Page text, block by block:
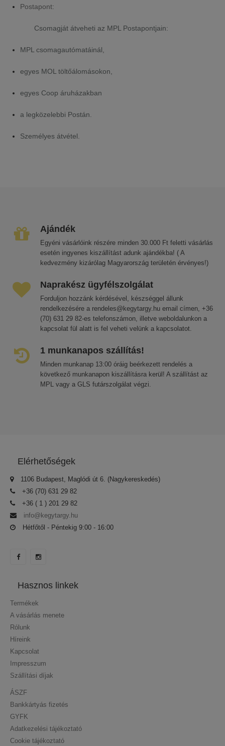
Postapont:
Csomagját átveheti az MPL Postapontjain:
MPL csomagautómatáinál,
egyes MOL töltőálomásokon,
egyes Coop áruházakban
a legközelebbi Postán.
Személyes átvétel.
Ajándék
Egyéni vásárlóink részére minden 30.000 Ft feletti vásárlás
esetén ingyenes kiszállítást adunk ajándékba! ( A
kedvezmény kizárólag Magyarország területén érvényes!)
Naprakész ügyfélszolgálat
Forduljon hozzánk kérdésével, készséggel állunk
rendelkezésére a rendeles@kegytargy.hu email címen, +36
(70) 631 29 82-es telefonszámon, illetve weboldalunkon a
kapcsolat fül alatt is fel veheti velünk a kapcsolatot.
1 munkanapos szállítás!
Minden munkanap 13:00 óráig beérkezett rendelés a
következő munkanapon kiszállításra kerül! A szállítást az
MPL vagy a GLS futárszolgálat végzi.
Elérhetőségek
1106 Budapest, Maglódi út 6. (Nagykereskedés)
+36 (70) 631 29 82
+36 ( 1 ) 201 29 82
info@kegytargy.hu
Hétfőtől - Péntekig 9:00 - 16:00
Hasznos linkek
Termékek
A vásárlás menete
Rólunk
Híreink
Kapcsolat
Impresszum
Szállítási díjak
ÁSZF
Bankkártyás fizetés
GYFK
Adatkezelési tájékoztató
Cookie tájékoztató